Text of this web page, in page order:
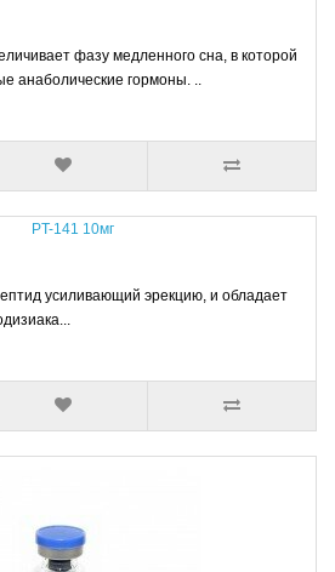
фазу медленного сна, в которой
анаболические гормоны. ..
усиливающий эрекцию, и обладает